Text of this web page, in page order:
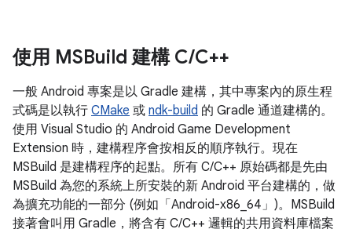
使用 MSBuild 建構 C/C++
一般 Android 專案是以 Gradle 建構，其中專案內的原生程
式碼是以執行 CMake 或 ndk-build 的 Gradle 通道建構的。
使用 Visual Studio 的 Android Game Development
Extension 時，建構程序會按相反的順序執行。現在
MSBuild 是建構程序的起點。所有 C/C++ 原始碼都是先由
MSBuild 為您的系統上所安裝的新 Android 平台建構的，做
為擴充功能的一部分 (例如「Android-x86_64」)。MSBuild
接著會叫用 Gradle，將含有 C/C++ 邏輯的共用資料庫檔案